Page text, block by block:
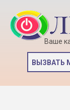
Ваше
ВЫЗВАТЬ